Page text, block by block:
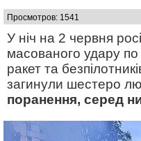
Просмотров: 1541
У ніч на 2 червня
масованого удару по
ракет та
загинули шестеро
поранення, серед